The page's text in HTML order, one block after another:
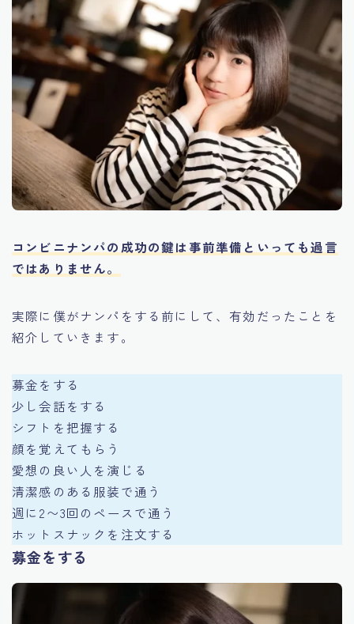
コンビニナンパの成功の鍵は事前準備といっても過言
ではありません。
実際に僕がナンパをする前にして、有効だったことを
紹介していきます。
募金をする
少し会話をする
シフトを把握する
顔を覚えてもらう
愛想の良い人を演じる
清潔感のある服装で通う
週に2〜3回のペースで通う
ホットスナックを注文する
募金をする